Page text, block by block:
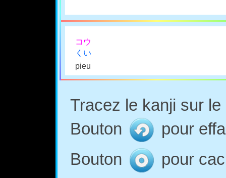
コウ
くい
pieu
Tracez le kanji sur
Bouton
pour
Bouton
pour